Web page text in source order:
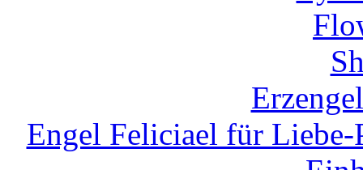
Engel Feliciael für Liebe-